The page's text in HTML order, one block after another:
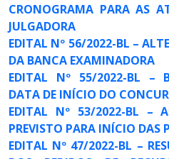
CRONOGRAMA PARA AS
JULGADORA
EDITAL Nº 56/2022-BL –
DA BANCA EXAMINADORA
EDITAL Nº 55/2022-BL –
DATA DE INÍCIO DO
EDITAL Nº 53/2022-BL –
PREVISTO PARA INÍCIO DAS
EDITAL Nº 47/2022-BL –